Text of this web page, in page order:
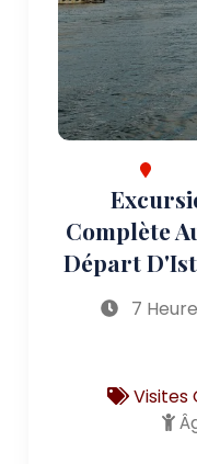
Complète
Départ
7 Heure
Visites